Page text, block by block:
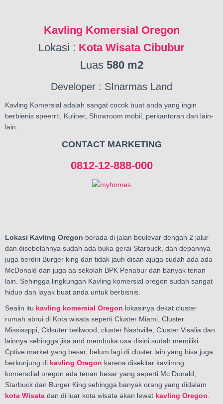
Kavling Komersial Oregon
Lokasi : Kota Wisata Cibubur
Luas 580 m2
Developer : SInarmas Land
Kavling Komersial adalah sangat cocok buat anda yang ingin
berbienis speerrti, Kuliner, Showroom mobil, perkantoran dan lain-
lain.
CONTACT MARKETING
0812-12-888-000
Lokasi Kavling Oregon berada di jalan boulevar dengan 2 jalur
dan disebelahnya sudah ada buka gerai Starbuck, dan depannya
juga berdiri Burger king dan tidak jauh disan ajuga sudah ada ada
McDonald dan juga aa sekolah BPK Penabur dan banyak tenan
lain. Sehingga lingkungan Kavling komersial oregon sudah sangat
hiduo dan layak buat anda untuk berbisnis.
Sealin itu kavling komersial Oregon lokasinya dekat cluster
rumah abrui di Kota wisata seperti Cluster Miami, Cluster
Mississppi, Cklsuter bellwood, cluster Nashville, Cluster Visalia dan
lainnya sehingga jika and membuka usa disini sudah memiliki
Cptive market yang besar, belum lagi di cluster lain yang bisa juga
berkunjung di kavling Oregon karena disekitar kavlimng
komersdial oregon ada tenan besar yang seperti Mc Donald,
Starbuck dan Burger King sehingga banyak orang yang didalam
kota Wisata dan di luar kota wisata akan lewat kavling Oregon.